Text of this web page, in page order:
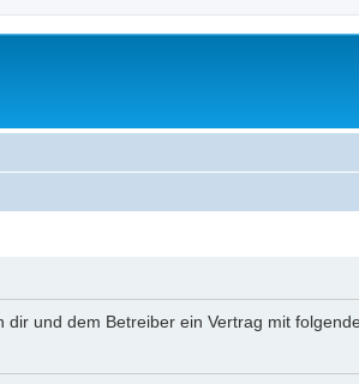
dir und dem Betreiber ein Vertrag mit